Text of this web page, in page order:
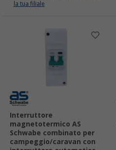
la tua filiale
Interruttore
magnetotermico AS
Schwabe combinato per
campeggio/caravan con